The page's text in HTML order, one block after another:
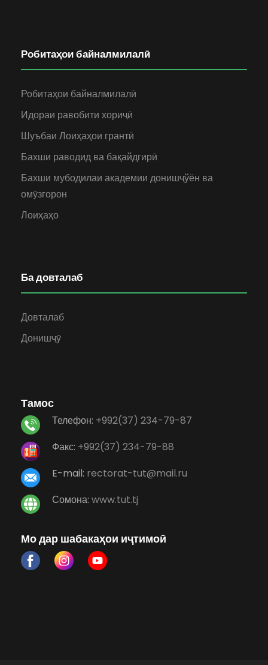
Робитаҳои байналмилалӣ
Робитаҳои байналмилалӣ
Идораи равобити хориҷӣ
Шуъбаи Лоиҳаҳои грантӣ
Бахши раводид ва бақайдгирӣ
Бахши мубодилаи академии донишҷўён ва
омӯзгорон
Лоиҳаҳо
Ба довталаб
Довталаб
Донишҷӯ
Тамос
Телефон: +992(37) 234-79-87
Факс: +992(37) 234-79-88
E-mail: rectorat-tut@mail.ru
Сомона: www.tut.tj
Мо дар шабакаҳои иҷтимоӣ